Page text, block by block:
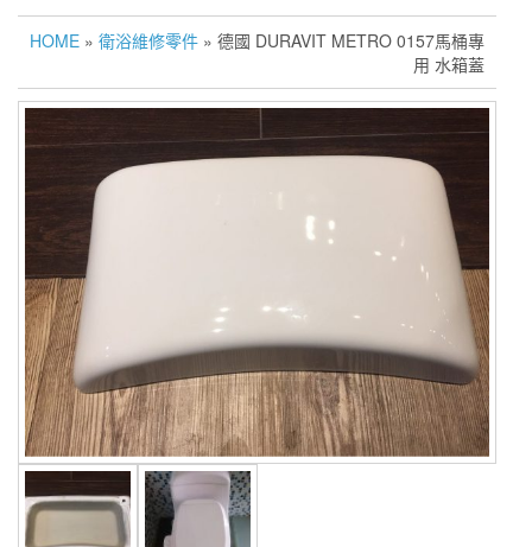
HOME » 衛浴維修零件 » 德國 DURAVIT METRO 0157馬桶專
用 水箱蓋